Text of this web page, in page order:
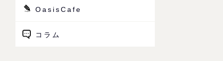
OasisCafe
コラム